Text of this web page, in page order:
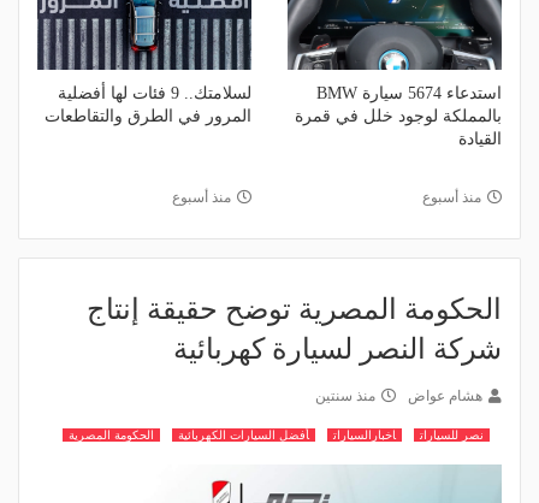
استدعاء 5674 سيارة BMW
بالمملكة لوجود خلل في قمرة
القيادة
منذ أسبوع
لسلامتك.. 9 فئات لها أفضلية
المرور في الطرق والتقاطعات
منذ أسبوع
الحكومة المصرية توضح حقيقة إنتاج
شركة النصر لسيارة كهربائية
هشام عواض منذ سنتين
نصر للسيارات اخبارالسيارات أفضل السيارات الكهربائية الحكومة المصرية